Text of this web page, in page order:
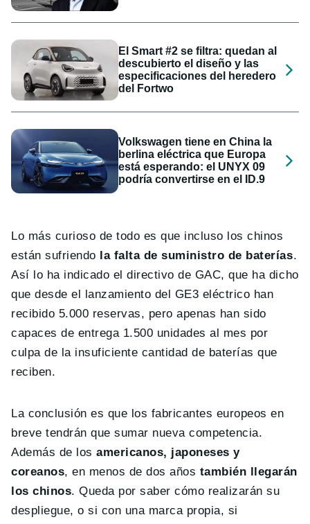
El Smart #2 se filtra: quedan al
descubierto el diseño y las
especificaciones del heredero
del Fortwo
Volkswagen tiene en China la
berlina eléctrica que Europa
está esperando: el UNYX 09
podría convertirse en el ID.9
Lo más curioso de todo es que incluso los chinos
están sufriendo la falta de suministro de baterías.
Así lo ha indicado el directivo de GAC, que ha dicho
que desde el lanzamiento del GE3 eléctrico han
recibido 5.000 reservas, pero apenas han sido
capaces de entrega 1.500 unidades al mes por
culpa de la insuficiente cantidad de baterías que
reciben.
La conclusión es que los fabricantes europeos en
breve tendrán que sumar nueva competencia.
Además de losamericanos, japoneses y
coreanos, en menos de dos años también llegarán
los chinos. Queda por saber cómo realizarán su
despliegue, o si con una marca propia, si